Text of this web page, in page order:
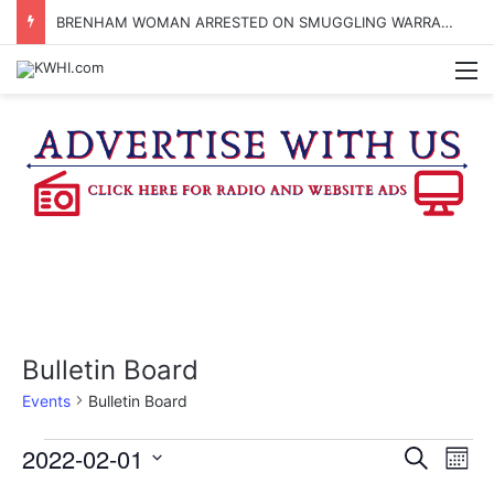
BRENHAM WOMAN ARRESTED ON SMUGGLING WARRANT
Bulletin Board
Events Bulletin Board
Events
E
S
E
M
2022-02-01